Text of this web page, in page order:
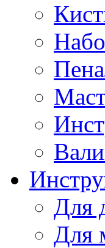
Для
Для